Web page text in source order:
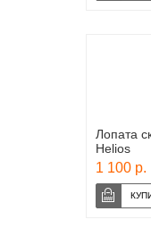
Лопата
Helios
1 100 р.